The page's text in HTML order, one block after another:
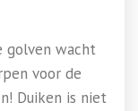
golven wacht
voor de
Duiken is niet